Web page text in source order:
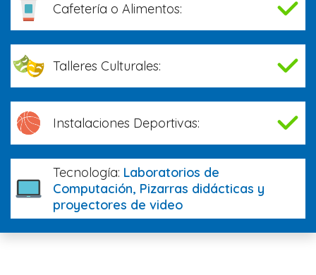
Cafetería o Alimentos:
Talleres Culturales:
Instalaciones Deportivas:
Tecnología: Laboratorios de
Computación, Pizarras didácticas y
proyectores de video